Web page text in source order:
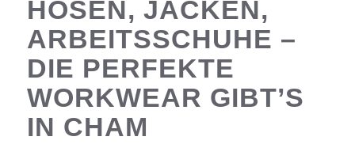
HOSEN, JACKEN,
ARBEITSSCHUHE –
DIE PERFEKTE
WORKWEAR GIBT’S
IN CHAM